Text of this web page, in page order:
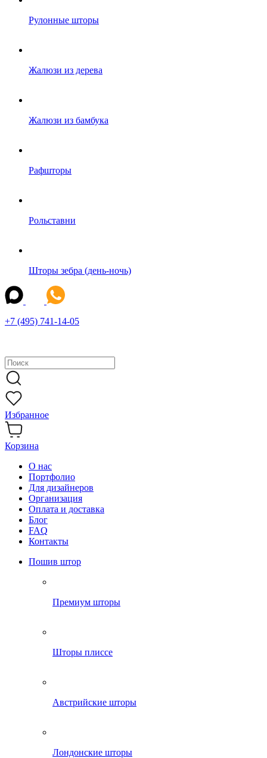
Рулонные шторы
Жалюзи из дерева
Жалюзи из бамбука
Рафшторы
Рольставни
Шторы зебра (день-ночь)
+7 (495) 741-14-05
Избранное
Корзина
О нас
Портфолио
Для дизайнеров
Организация
Оплата и доставка
Блог
FAQ
Контакты
Пошив штор
Премиум шторы
Шторы плиссе
Австрийские шторы
Лондонские шторы